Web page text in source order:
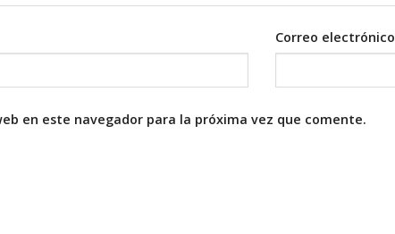
Correo electrónico
en este navegador para la próxima vez que comente.